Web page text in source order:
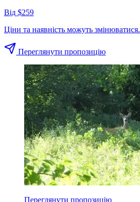
Від $259
Ціни та наявність можуть змінюватися.
Переглянути пропозицію
Переглянути пропозицію